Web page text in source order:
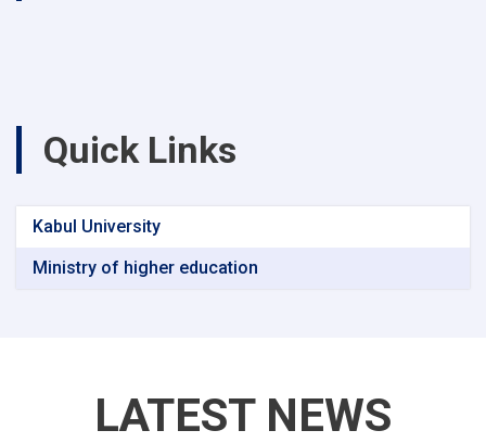
Quick Links
Kabul University
Ministry of higher education
LATEST NEWS